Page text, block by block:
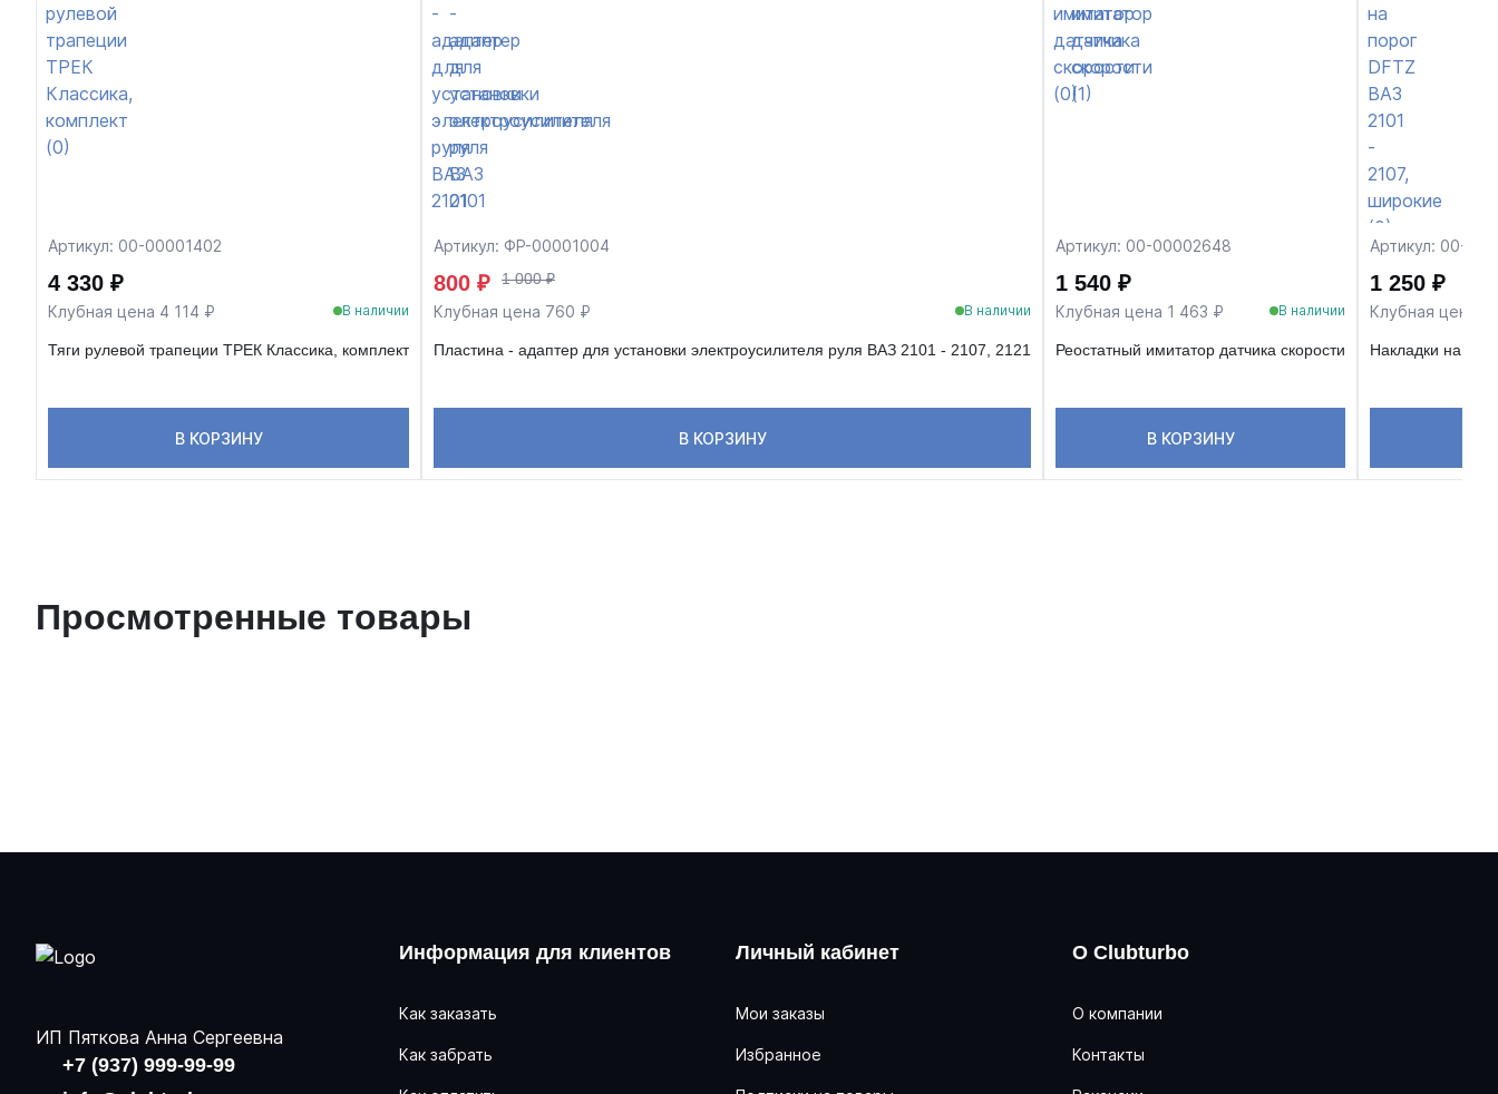
Артикул: 00-00001402
4 330 ₽
Клубная цена 4 114 ₽ В наличии
Тяги рулевой трапеции ТРЕК Классика, комплект
В КОРЗИНУ
Артикул: ФР-00001004
800 ₽ 1 000 ₽
Клубная цена 760 ₽ В наличии
Пластина - адаптер для установки электроусилителя руля ВАЗ 2101 - 2107, 2121
В КОРЗИНУ
Артикул: 00-00002648
1 540 ₽
Клубная цена 1 463 ₽ В наличии
Реостатный имитатор датчика скорости
В КОРЗИНУ
Артикул: 00-
1 250 ₽
Клубная цена 1
Накладки на
Просмотренные товары
ИП Пяткова Анна Сергеевна
+7 (937) 999-99-99
Информация для клиентов
Как заказать
Как забрать
Личный кабинет
Мои заказы
Избранное
О Clubturbo
О компании
Контакты